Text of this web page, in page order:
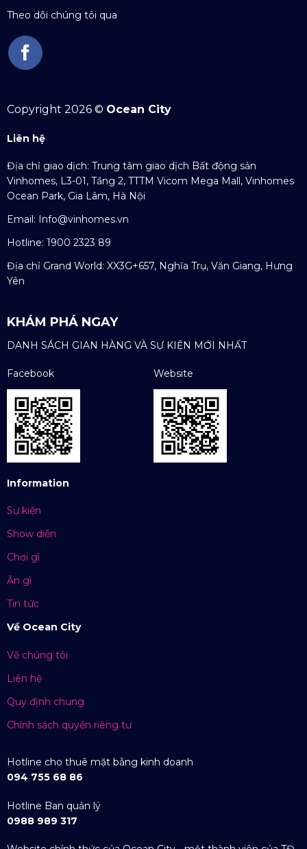
Theo dõi chúng tôi qua
Copyright 2026 © Ocean City
Liên hệ
Địa chỉ giao dịch: Trung tâm giao dịch Bất động sản
Vinhomes, L3-01, Tầng 2, TTTM Vicom Mega Mall, Vinhomes
Ocean Park, Gia Lâm, Hà Nội
Email:
Info@vinhomes.vn
Hotline: 1900 2323 89
Địa chỉ Grand World: XX3G+657, Nghĩa Trụ, Văn Giang, Hưng
Yên
KHÁM PHÁ NGAY
DANH SÁCH GIAN HÀNG VÀ SỰ KIỆN MỚI NHẤT
Facebook Website
Information
Sự kiện
Show diễn
Chơi gì
Ăn gì
Tin tức
Về Ocean City
Về chúng tôi
Liên hệ
Quy định chung
Chính sách quyền riêng tư
Hotline cho thuê mặt bằng kinh doanh
094 755 68 86
Hotline Ban quản lý
0988 989 317